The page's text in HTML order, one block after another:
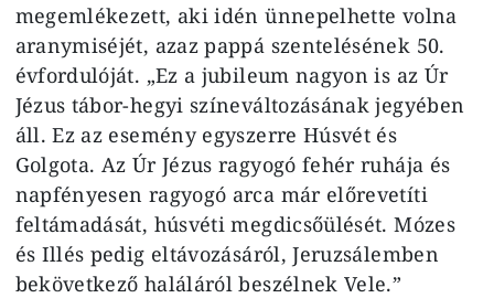
megemlékezett, aki idén ünnepelhette volna
aranymiséjét, azaz pappá szentelésének 50.
évfordulóját. „Ez a jubileum nagyon is az Úr
Jézus tábor-hegyi színeváltozásának jegyében
áll. Ez az esemény egyszerre Húsvét és
Golgota. Az Úr Jézus ragyogó fehér ruhája és
napfényesen ragyogó arca már előrevetíti
feltámadását, húsvéti megdicsőülését. Mózes
és Illés pedig eltávozásáról, Jeruzsálemben
bekövetkező haláláról beszélnek Vele.”